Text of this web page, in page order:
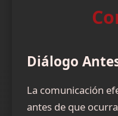
Diálogo
La comunicación
antes de que